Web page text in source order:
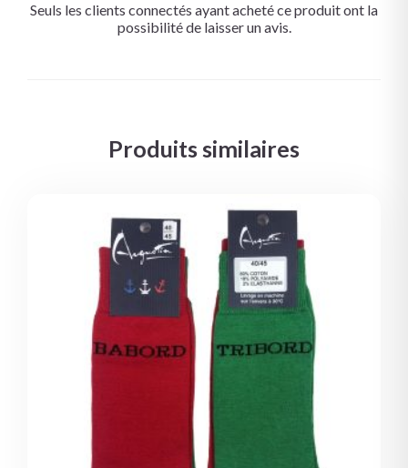
Seuls les clients connectés ayant acheté ce produit ont la
possibilité de laisser un avis.
Produits similaires